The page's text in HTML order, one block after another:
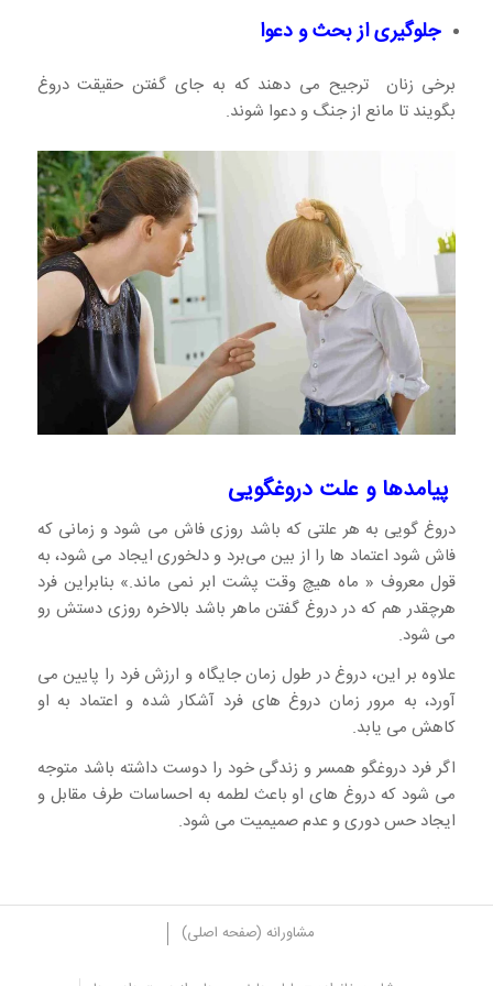
جلوگیری از بحث و دعوا
برخی زنان ترجیح می دهند که به جای گفتن حقیقت دروغ
بگویند تا مانع از جنگ و دعوا شوند.
پیامدها و علت دروغگویی
دروغ گویی به هر علتی که باشد روزی فاش می شود و زمانی که
فاش شود اعتماد ها را از بین می‌برد و دلخوری ایجاد می شود، به
قول معروف « ماه هیچ وقت پشت ابر نمی ماند.» بنابراین فرد
هرچقدر هم که در دروغ گفتن ماهر باشد بالاخره روزی دستش رو
می شود.
علاوه بر این، دروغ در طول زمان جایگاه و ارزش فرد را پایین می
آورد، به مرور زمان دروغ های فرد آشکار شده و اعتماد به او
کاهش می یابد.
اگر فرد دروغگو همسر و زندگی خود را دوست داشته باشد متوجه
می شود که دروغ های او باعث لطمه به احساسات طرف مقابل و
ایجاد حس دوری و عدم صمیمیت می شود.
مشاورانه (صفحه اصلی)